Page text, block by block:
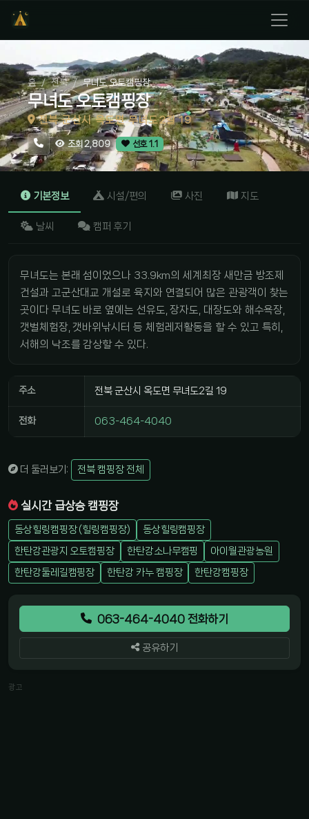
홈 전북 무녀도 오토캠핑장
무녀도 오토캠핑장
전북 군산시 옥도면 무녀도2길 19
조회 2,809 선호 1.1
기본정보 시설/편의 사진 지도
날씨 캠퍼 후기
무녀도는 본래 섬이었으나 33.9km의 세계최장 새만금 방조제
건설과 고군산대교 개설로 육지와 연결되어 많은 관광객이 찾는
곳이다 무녀도 바로 옆에는 선유도, 장자도, 대장도와 해수욕장,
갯벌체험장, 갯바위낚시터 등 체험레저활동을 할 수 있고 특히,
서해의 낙조를 감상할 수 있다.
주소 전북 군산시 옥도면 무녀도2길 19
전화 063-464-4040
더 둘러보기: 전북 캠핑장 전체
실시간 급상승 캠핑장
동상힐링캠핑장 (힐링캠핑장)
동상힐링캠핑장
한탄강관광지 오토캠핑장
한탄강소나무캠핑
아이월관광농원
한탄강둘레길캠핑장
한탄강 카누 캠핑장 한탄강캠핑장
063-464-4040 전화하기
공유하기
광고